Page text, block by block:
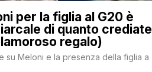
per la figlia al G20 è
di quanto crediate
regalo)
su Meloni e la presenza della figlia a